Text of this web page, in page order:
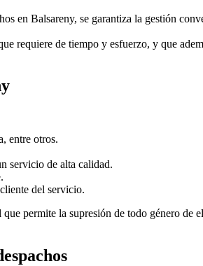
en Balsareny, se garantiza la gestión
requiere de tiempo y esfuerzo, y que
entre otros.
servicio de alta calidad.
del servicio.
permite la supresión de todo género de